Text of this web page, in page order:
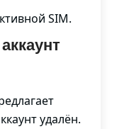
SIM.
удалён.